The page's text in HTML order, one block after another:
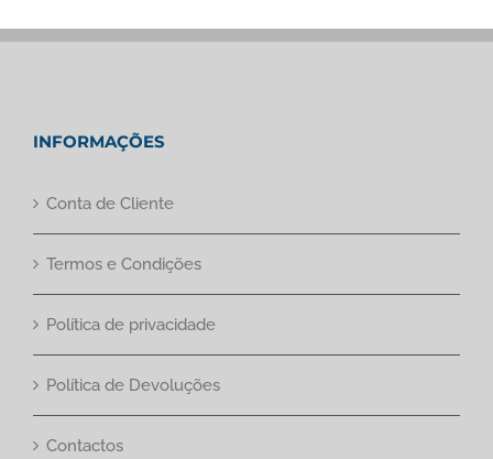
INFORMAÇÕES
Conta de Cliente
Termos e Condições
Política de privacidade
Política de Devoluções
Contactos